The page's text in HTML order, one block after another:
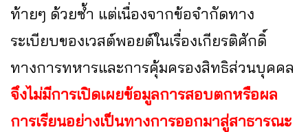
ท้ายๆ ด้วยซ้ำ แต่เนื่องจากข้อจำกัดทาง
ระเบียบของเวสต์พอยต์ในเรื่องเกียรติศักดิ์
ทางการทหารและการคุ้มครองสิทธิส่วนบุคคล
จึงไม่มีการเปิดเผยข้อมูลการสอบตกหรือผล
การเรียนอย่างเป็นทางการออกมาสู่สาธารณะ